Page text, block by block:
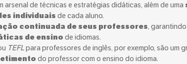
de técnicas e estratégias didáticas, além de uma
individuais de cada aluno.
continuada de seus professores,
de ensino de idiomas.
TEFLpara professores de inglês, por exemplo, são um
do professor com o ensino do idioma.